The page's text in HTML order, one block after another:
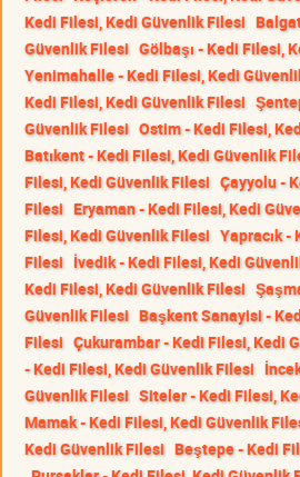
Kedi Filesi, Kedi Güvenlik Filesi
Güvenlik Filesi Gölbaşı - Kedi Filesi,
Yenimahalle - Kedi Filesi, Kedi
Kedi Filesi, Kedi Güvenlik Filesi
Güvenlik Filesi Ostim - Kedi Filesi,
Batıkent - Kedi Filesi, Kedi Güvenlik
Filesi, Kedi Güvenlik Filesi Çayyolu -
Filesi Eryaman - Kedi Filesi, Kedi
Filesi, Kedi Güvenlik Filesi Yapracık -
Filesi İvedik - Kedi Filesi, Kedi
Kedi Filesi, Kedi Güvenlik Filesi
Güvenlik Filesi Başkent Sanayisi -
Filesi Çukurambar - Kedi Filesi, Kedi
- Kedi Filesi, Kedi Güvenlik Filesi
Güvenlik Filesi Siteler - Kedi Filesi,
Mamak - Kedi Filesi, Kedi Güvenlik
Kedi Güvenlik Filesi Beştepe - Kedi